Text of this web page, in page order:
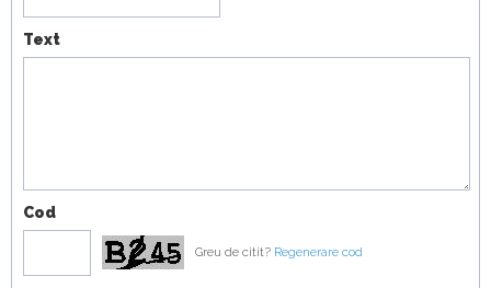
Text
Cod
Greu de citit? Regenerare cod